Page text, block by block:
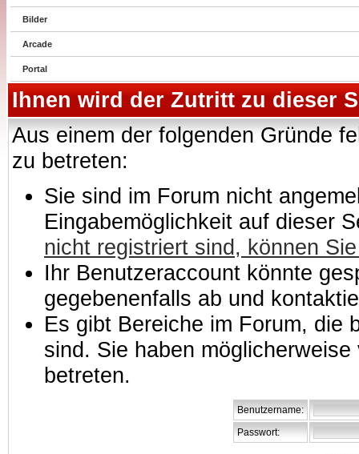
Bilder
Arcade
Portal
Ihnen wird der Zutritt zu dieser
Aus einem der folgenden Gründe
zu betreten:
Sie sind im Forum nicht
Eingabemöglichkeit auf dieser
nicht registriert sind, können
Ihr Benutzeraccount könnte
gegebenenfalls ab und
Es gibt Bereiche im Forum, die
sind. Sie haben
betreten.
Benutzername:
Passwort: